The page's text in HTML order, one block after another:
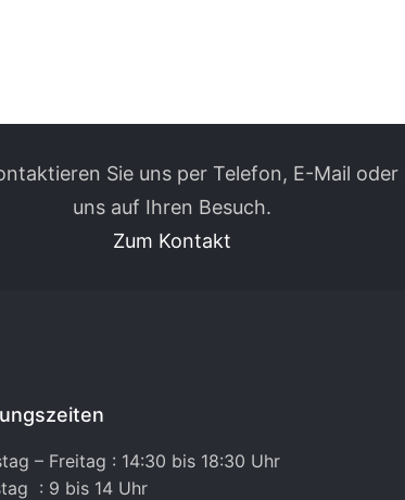
Sie uns per Telefon, E-Mail
uns auf Ihren Besuch.
Zum Kontakt
– Freitag : 14:30 bis 18:30 Uhr
: 9 bis 14 Uhr